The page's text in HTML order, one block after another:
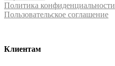
Политика конфиденциальности
Пользовательское соглашение
Клиентам